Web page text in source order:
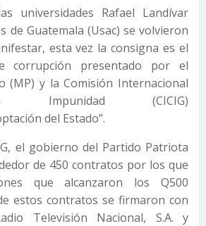
universidades Rafael Landívar
de Guatemala (Usac) se volvieron
esta vez la consigna es el
corrupción presentado por el
(MP) y la Comisión Internacional
(CICIG)
del Estado”.
el gobierno del Partido Patriota
de 450 contratos por los que
que alcanzaron los Q500
estos contratos se firmaron con
Televisión Nacional, S.A. y